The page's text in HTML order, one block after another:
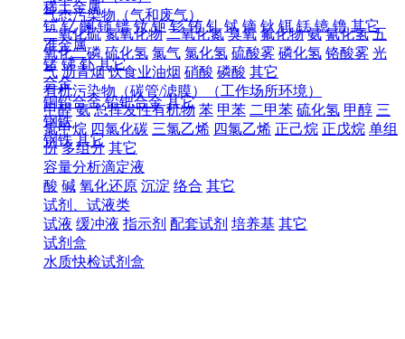
气态污染物（气和废气）
二氧化硫 氮氧化物 二氧化氮 臭氧 氟化物 氨 氰化氢 五
氧化二磷 硫化氢 氯气 氯化氢 硫酸雾 磷化氢 铬酸雾 光
气 沥青烟 饮食业油烟 硝酸 磷酸 其它
有机污染物（碳管/滤膜）（工作场所环境）
甲醛 氨 总挥发性有机物 苯 甲苯 二甲苯 硫化氢 甲醇 三
氯甲烷 四氯化碳 三氯乙烯 四氯乙烯 正己烷 正戊烷 单组
份 多组分 其它
容量分析滴定液
酸 碱 氧化还原 沉淀 络合 其它
试剂、试液类
试液 缓冲液 指示剂 配套试剂 培养基 其它
试剂盒
水质快检试剂盒
稀土金属
钪 钇 镧 铈 镨 钕 钷 钐 铕 钆 铽 镝 钬 铒 铥 镱 镥 其它
准金属
锗 锑 钋 其它
合金
铜铅合金 铅钯合金 其它
钢铁
钢铁 其它